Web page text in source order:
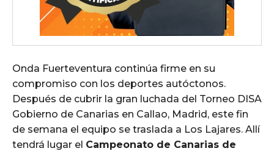
Onda Fuerteventura continúa firme en su
compromiso con los deportes autóctonos.
Después de cubrir la gran luchada del Torneo DISA
Gobierno de Canarias en Callao, Madrid, este fin
de semana el equipo se traslada a Los Lajares. Allí
tendrá lugar el Campeonato de Canarias de